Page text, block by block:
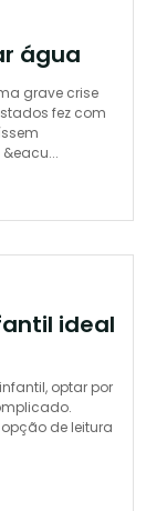
água
grave crise
fez com
ideal
optar por
de leitura